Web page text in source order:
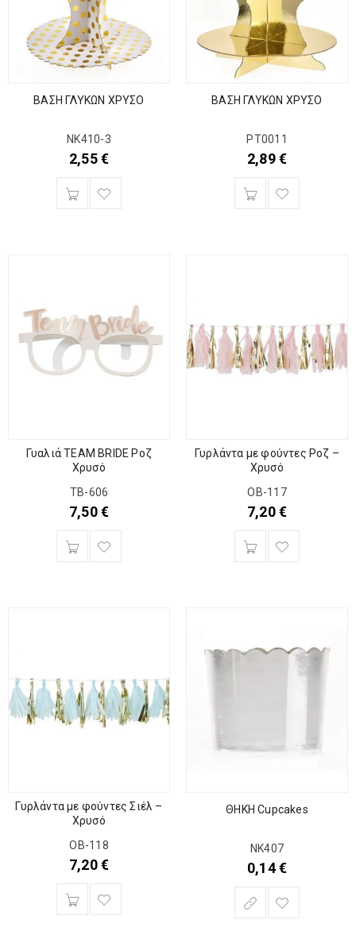
ΒΑΣΗ ΓΛΥΚΩΝ ΧΡΥΣΟ
ΝΚ410-3
2,55€
ΒΑΣΗ ΓΛΥΚΩΝ ΧΡΥΣΟ
ΡΤ0011
2,89€
Γυαλιά TEAM BRIDE Ροζ
Χρυσό
TB-606
7,50€
Γυρλάντα με φούντες Ροζ –
Χρυσό
OB-117
7,20€
Γυρλάντα με φούντες Σιέλ –
Χρυσό
OB-118
7,20€
ΘΗΚΗ Cupcakes
ΝΚ407
0,14€